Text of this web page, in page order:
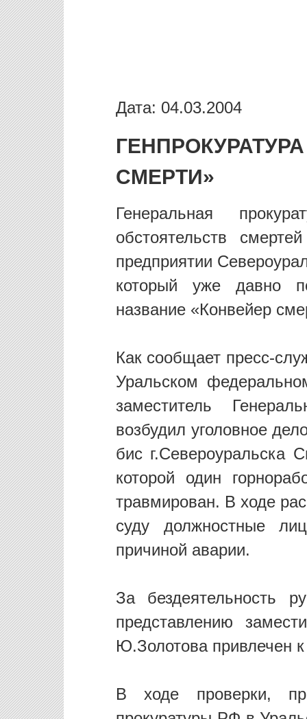
Дата: 04.03.2004
СМЕРТИ»
Генеральная
обстоятельств
предприятии
который уже давно
название «Конвейер
Как сообщает пресс-
Уральском
заместитель
возбудил уголовное
бис г.Североуральска
которой один
травмирован. В ходе
суду должностные
причиной аварии.
За бездеятельность
представлению
Ю.Золотова привлечен
В ходе проверки,